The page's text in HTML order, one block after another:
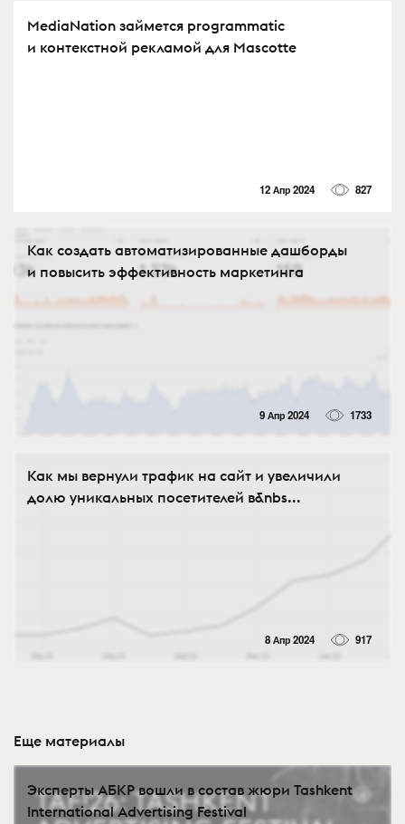
MediaNation займется programmatic
и контекстной рекламой для Mascotte
12 Апр 2024 827
Как создать автоматизированные дашборды
и повысить эффективность маркетинга
9 Апр 2024 1733
Как мы вернули трафик на сайт и увеличили
долю уникальных посетителей в&nbs...
8 Апр 2024 917
Еще материалы
Эксперты АБКР вошли в состав жюри Tashkent
International Advertising Festival